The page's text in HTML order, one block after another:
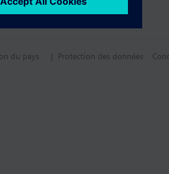
du pays | Protection des données